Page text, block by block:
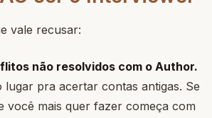
vale recusar:
não resolvidos com o Author.
lugar pra acertar contas antigas. Se
você mais quer fazer começa com